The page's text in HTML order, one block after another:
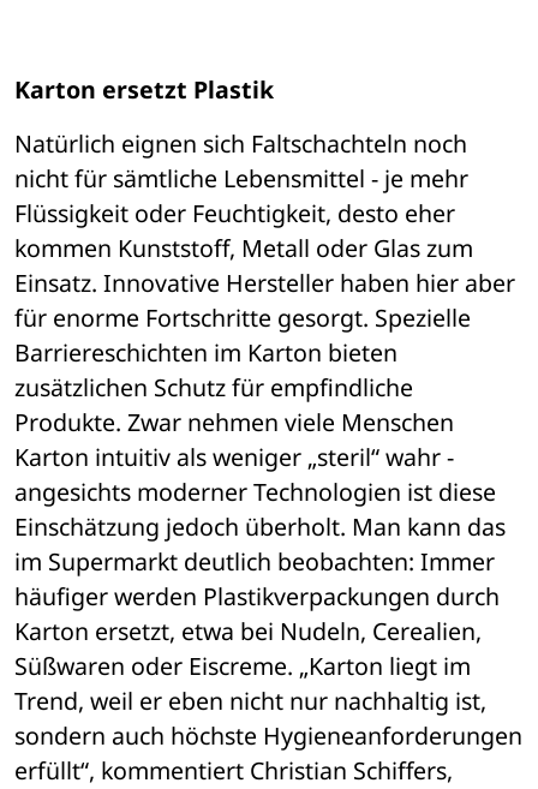
Karton ersetzt Plastik
Natürlich eignen sich Faltschachteln noch
nicht für sämtliche Lebensmittel - je mehr
Flüssigkeit oder Feuchtigkeit, desto eher
kommen Kunststoff, Metall oder Glas zum
Einsatz. Innovative Hersteller haben hier aber
für enorme Fortschritte gesorgt. Spezielle
Barriereschichten im Karton bieten
zusätzlichen Schutz für empfindliche
Produkte. Zwar nehmen viele Menschen
Karton intuitiv als weniger „steril“ wahr -
angesichts moderner Technologien ist diese
Einschätzung jedoch überholt. Man kann das
im Supermarkt deutlich beobachten: Immer
häufiger werden Plastikverpackungen durch
Karton ersetzt, etwa bei Nudeln, Cerealien,
Süßwaren oder Eiscreme. „Karton liegt im
Trend, weil er eben nicht nur nachhaltig ist,
sondern auch höchste Hygieneanforderungen
erfüllt“, kommentiert Christian Schiffers,